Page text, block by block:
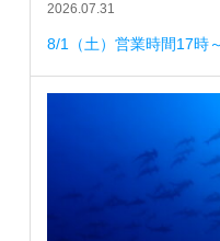
2026.07.31
8/1（土）営業時間17時